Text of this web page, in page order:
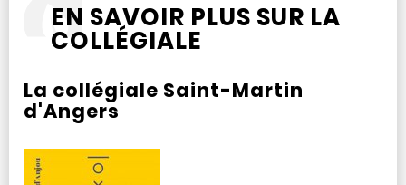
EN SAVOIR PLUS SUR LA
COLLÉGIALE
La collégiale Saint-Martin
d'Angers